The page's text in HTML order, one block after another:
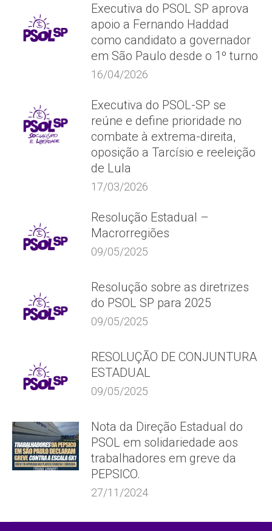
Executiva do PSOL SP aprova
apoio a Fernando Haddad
como candidato a governador
em São Paulo desde o 1º turno
16/04/2026
Executiva do PSOL-SP se
reúne e define prioridade no
combate à extrema-direita,
oposição a Tarcísio e reeleição
de Lula
17/03/2026
Resolução Estadual –
Macrorregiões
09/05/2025
Resolução sobre as diretrizes
do PSOL SP para 2025
09/05/2025
RESOLUÇÃO DE CONJUNTURA
ESTADUAL
09/05/2025
Nota da Direção Estadual do
PSOL em solidariedade aos
trabalhadores em greve da
PEPSICO.
27/11/2024